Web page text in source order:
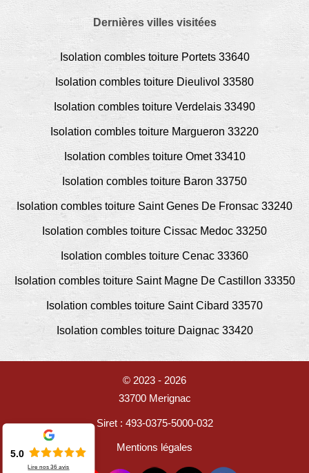
Dernières villes visitées
Isolation combles toiture Portets 33640
Isolation combles toiture Dieulivol 33580
Isolation combles toiture Verdelais 33490
Isolation combles toiture Margueron 33220
Isolation combles toiture Omet 33410
Isolation combles toiture Baron 33750
Isolation combles toiture Saint Genes De Fronsac 33240
Isolation combles toiture Cissac Medoc 33250
Isolation combles toiture Cenac 33360
Isolation combles toiture Saint Magne De Castillon 33350
Isolation combles toiture Saint Cibard 33570
Isolation combles toiture Daignac 33420
© 2023 - 2026
33700 Merignac
Siret : 493-0375-5000-032
Mentions légales
5.0
Lire nos36 avis